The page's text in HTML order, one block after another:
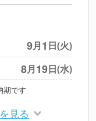
円
小計は税別です
9月1 日(火)
8月19日(水)
期です
見る